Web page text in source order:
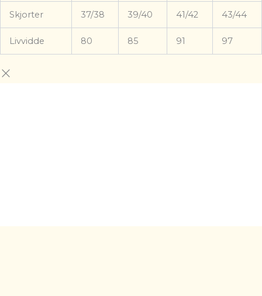
Skjorter 37/38 39/40 41/42 43/44
Livvidde 80 85 91 97